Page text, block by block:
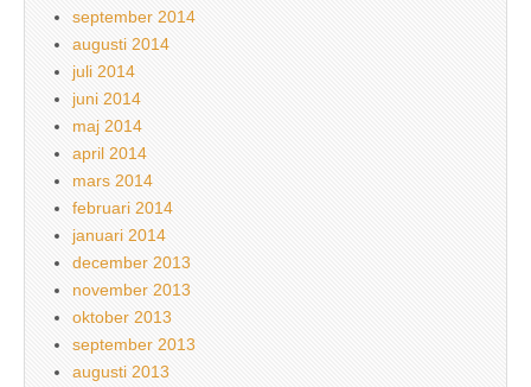
september 2014
augusti 2014
juli 2014
juni 2014
maj 2014
april 2014
mars 2014
februari 2014
januari 2014
december 2013
november 2013
oktober 2013
september 2013
augusti 2013